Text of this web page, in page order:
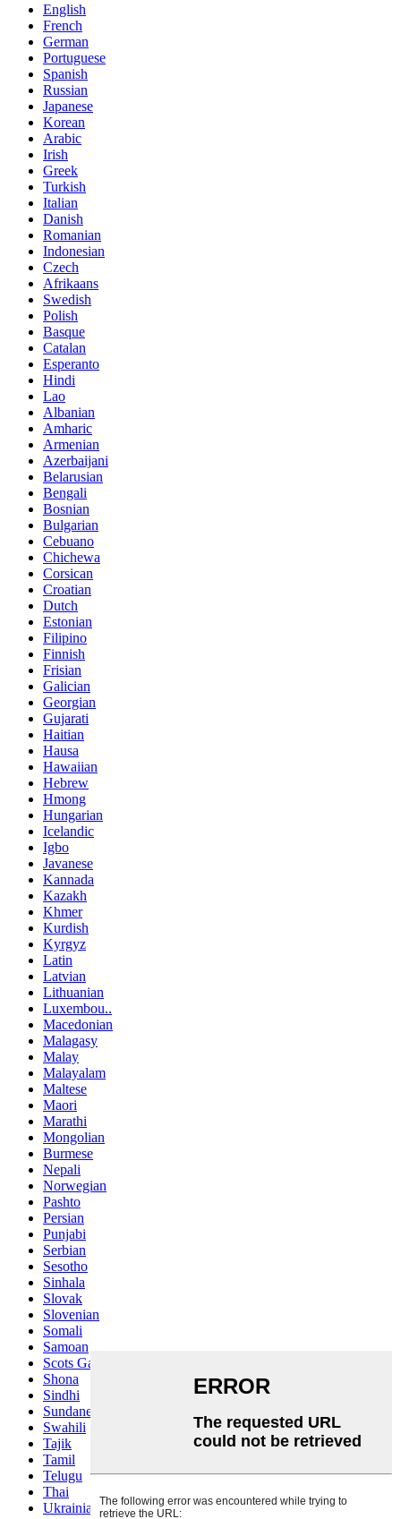
English
French
German
Portuguese
Spanish
Russian
Japanese
Korean
Arabic
Irish
Greek
Turkish
Italian
Danish
Romanian
Indonesian
Czech
Afrikaans
Swedish
Polish
Basque
Catalan
Esperanto
Hindi
Lao
Albanian
Amharic
Armenian
Azerbaijani
Belarusian
Bengali
Bosnian
Bulgarian
Cebuano
Chichewa
Corsican
Croatian
Dutch
Estonian
Filipino
Finnish
Frisian
Galician
Georgian
Gujarati
Haitian
Hausa
Hawaiian
Hebrew
Hmong
Hungarian
Icelandic
Igbo
Javanese
Kannada
Kazakh
Khmer
Kurdish
Kyrgyz
Latin
Latvian
Lithuanian
Luxembou..
Macedonian
Malagasy
Malay
Malayalam
Maltese
Maori
Marathi
Mongolian
Burmese
Nepali
Norwegian
Pashto
Persian
Punjabi
Serbian
Sesotho
Sinhala
Slovak
Slovenian
Somali
Samoan
Scots Gaelic
Shona
Sindhi
Sundanese
Swahili
Tajik
Tamil
Telugu
Thai
Ukrainian